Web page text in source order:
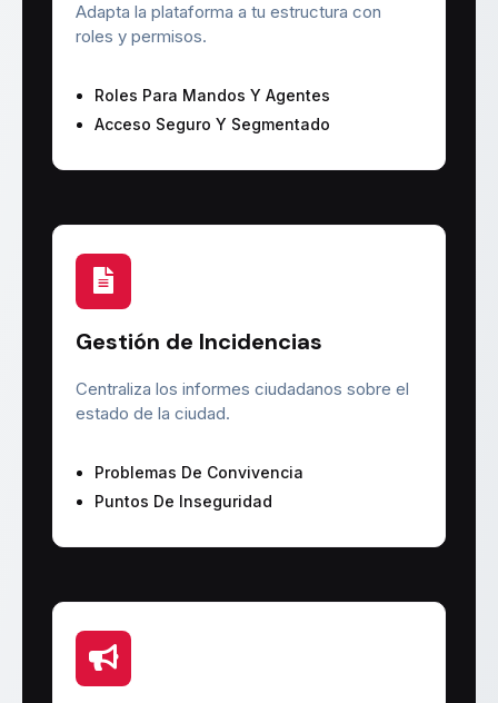
Adapta la plataforma a tu estructura con
roles y permisos.
Roles Para Mandos Y Agentes
Acceso Seguro Y Segmentado
Gestión de Incidencias
Centraliza los informes ciudadanos sobre el
estado de la ciudad.
Problemas De Convivencia
Puntos De Inseguridad